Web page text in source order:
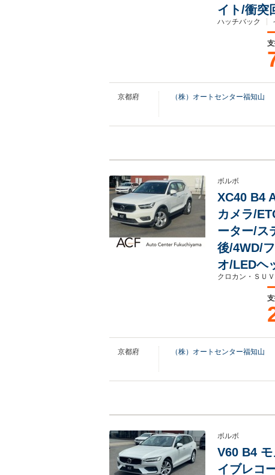
イト/衝突
ハッチバック
京都府 （株）オートセンター福知山
ボルボ
XC40 B4
カメラ/
ーター/ス
後/4WD/
オ/LEDヘ
クロカン・ＳＵＶ
京都府 （株）オートセンター福知山
ボルボ
V60 B4
イブレコ